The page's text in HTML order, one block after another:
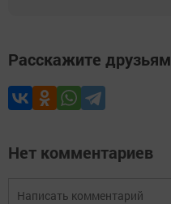
Расскажите друзьям
Нет комментариев